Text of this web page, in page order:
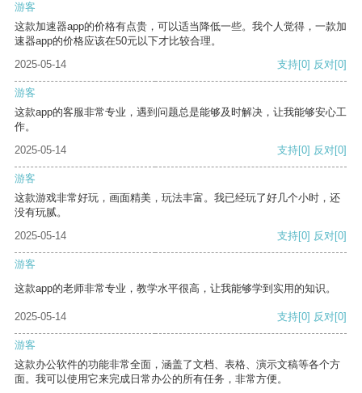
游客
这款加速器app的价格有点贵，可以适当降低一些。我个人觉得，一款加
速器app的价格应该在50元以下才比较合理。
2025-05-14
支持[0] 反对[0]
游客
这款app的客服非常专业，遇到问题总是能够及时解决，让我能够安心工
作。
2025-05-14
支持[0] 反对[0]
游客
这款游戏非常好玩，画面精美，玩法丰富。我已经玩了好几个小时，还
没有玩腻。
2025-05-14
支持[0] 反对[0]
游客
这款app的老师非常专业，教学水平很高，让我能够学到实用的知识。
2025-05-14 支持[0] 反对[0]
游客
这款办公软件的功能非常全面，涵盖了文档、表格、演示文稿等各个方
面。我可以使用它来完成日常办公的所有任务，非常方便。